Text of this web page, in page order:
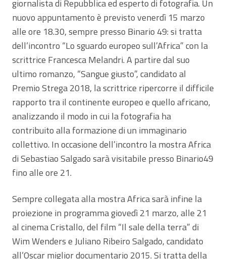
giornalista di Repubblica ed esperto di fotografia. Un
nuovo appuntamento è previsto venerdì 15 marzo
alle ore 18.30, sempre presso Binario 49: si tratta
dell’incontro “Lo sguardo europeo sull’Africa” con la
scrittrice Francesca Melandri. A partire dal suo
ultimo romanzo, “Sangue giusto”, candidato al
Premio Strega 2018, la scrittrice ripercorre il difficile
rapporto tra il continente europeo e quello africano,
analizzando il modo in cui la fotografia ha
contribuito alla formazione di un immaginario
collettivo. In occasione dell’incontro la mostra Africa
di Sebastiao Salgado sarà visitabile presso Binario49
fino alle ore 21.
Sempre collegata alla mostra Africa sarà infine la
proiezione in programma giovedì 21 marzo, alle 21
al cinema Cristallo, del film “Il sale della terra” di
Wim Wenders e Juliano Ribeiro Salgado, candidato
all’Oscar miglior documentario 2015. Si tratta della